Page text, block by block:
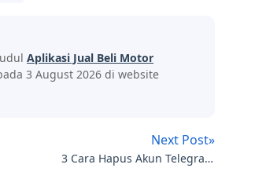
Aplikasi Jual Beli Motor
3 August 2026 di website
Next Post»
3 Cara Hapus Akun Telegram